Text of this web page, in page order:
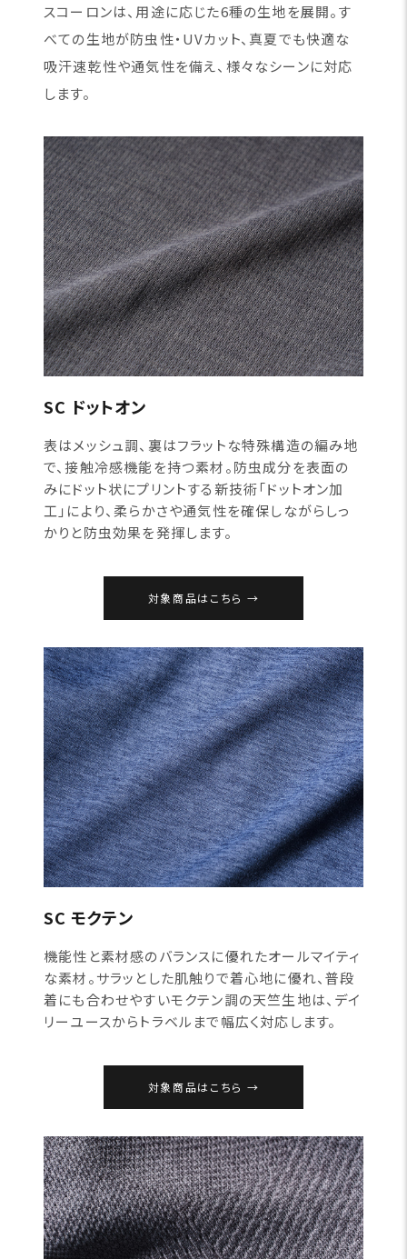
スコーロンは、用途に応じた6種の生地を展開。す
べての生地が防虫性・UVカット、真夏でも快適な
吸汗速乾性や通気性を備え、様々なシーンに対応
します。
SC ドットオン
表はメッシュ調、裏はフラットな特殊構造の編み地
で、接触冷感機能を持つ素材。防虫成分を表面の
みにドット状にプリントする新技術「ドットオン加
工」により、柔らかさや通気性を確保しながらしっ
かりと防虫効果を発揮します。
対象商品はこちら
SC モクテン
機能性と素材感のバランスに優れたオールマイティ
な素材。サラッとした肌触りで着心地に優れ、普段
着にも合わせやすいモクテン調の天竺生地は、デイ
リーユースからトラベルまで幅広く対応します。
対象商品はこちら